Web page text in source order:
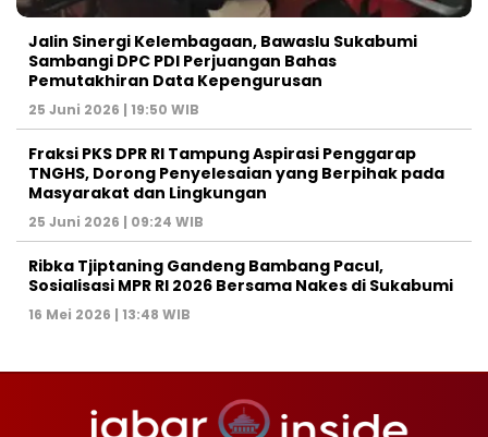
Jalin Sinergi Kelembagaan, Bawaslu Sukabumi
Sambangi DPC PDI Perjuangan Bahas
Pemutakhiran Data Kepengurusan
25 Juni 2026 | 19:50 WIB
‎Fraksi PKS DPR RI Tampung Aspirasi Penggarap
TNGHS, Dorong Penyelesaian yang Berpihak pada
Masyarakat dan Lingkungan‎
25 Juni 2026 | 09:24 WIB
Ribka Tjiptaning Gandeng Bambang Pacul,
Sosialisasi MPR RI 2026 Bersama Nakes di Sukabumi
16 Mei 2026 | 13:48 WIB